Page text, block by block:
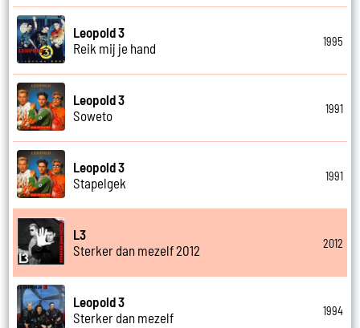
Leopold 3
Reik mij je hand
1995
Leopold 3
Soweto
1991
Leopold 3
Stapelgek
1991
L3
Sterker dan mezelf 2012
2012
Leopold 3
Sterker dan mezelf
1994